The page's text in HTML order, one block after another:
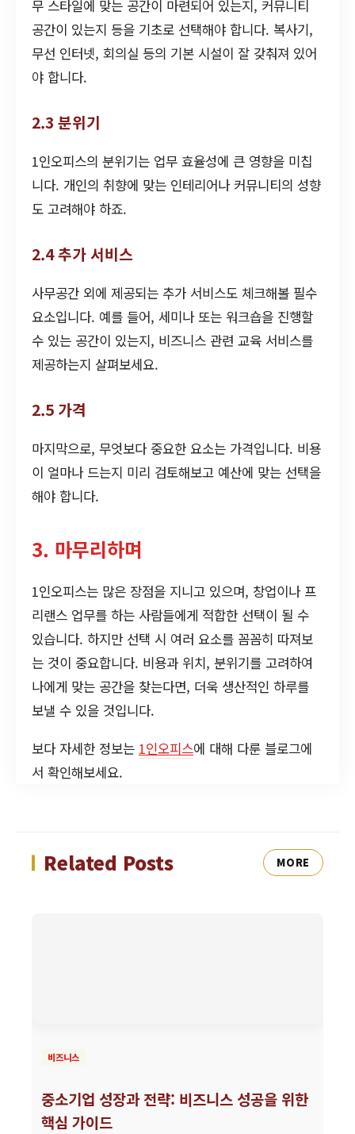
무 스타일에 맞는 공간이 마련되어 있는지, 커뮤니티
공간이 있는지 등을 기초로 선택해야 합니다. 복사기,
무선 인터넷, 회의실 등의 기본 시설이 잘 갖춰져 있어
야 합니다.
2.3 분위기
1인오피스의 분위기는 업무 효율성에 큰 영향을 미칩
니다. 개인의 취향에 맞는 인테리어나 커뮤니티의 성향
도 고려해야 하죠.
2.4 추가 서비스
사무공간 외에 제공되는 추가 서비스도 체크해볼 필수
요소입니다. 예를 들어, 세미나 또는 워크숍을 진행할
수 있는 공간이 있는지, 비즈니스 관련 교육 서비스를
제공하는지 살펴보세요.
2.5 가격
마지막으로, 무엇보다 중요한 요소는 가격입니다. 비용
이 얼마나 드는지 미리 검토해보고 예산에 맞는 선택을
해야 합니다.
3. 마무리하며
1인오피스는 많은 장점을 지니고 있으며, 창업이나 프
리랜스 업무를 하는 사람들에게 적합한 선택이 될 수
있습니다. 하지만 선택 시 여러 요소를 꼼꼼히 따져보
는 것이 중요합니다. 비용과 위치, 분위기를 고려하여
나에게 맞는 공간을 찾는다면, 더욱 생산적인 하루를
보낼 수 있을 것입니다.
보다 자세한 정보는 1인오피스에 대해 다룬 블로그에
서 확인해보세요.
Related Posts MORE
비즈니스
중소기업 성장과 전략: 비즈니스 성공을 위한
핵심 가이드